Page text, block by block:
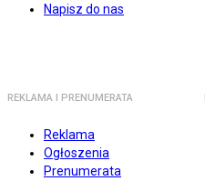
Napisz do nas
REKLAMA I PRENUMERATA
Reklama
Ogłoszenia
Prenumerata